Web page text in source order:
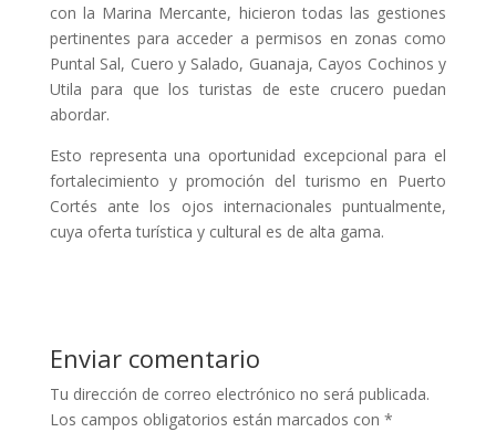
con la Marina Mercante, hicieron todas las gestiones
pertinentes para acceder a permisos en zonas como
Puntal Sal, Cuero y Salado, Guanaja, Cayos Cochinos y
Utila para que los turistas de este crucero puedan
abordar.
Esto representa una oportunidad excepcional para el
fortalecimiento y promoción del turismo en Puerto
Cortés ante los ojos internacionales puntualmente,
cuya oferta turística y cultural es de alta gama.
Enviar comentario
Tu dirección de correo electrónico no será publicada.
Los campos obligatorios están marcados con *